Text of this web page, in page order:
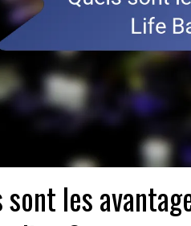
sont les